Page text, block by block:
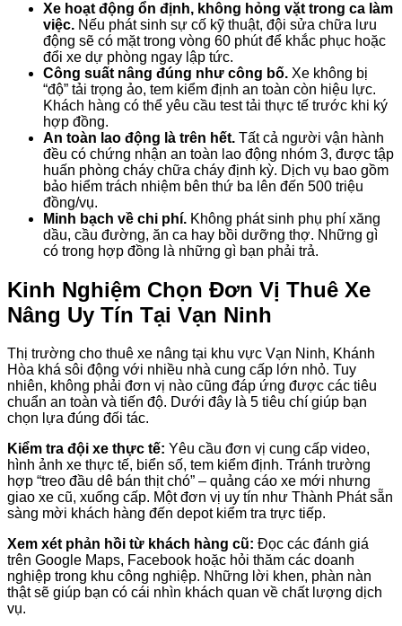
Xe hoạt động ổn định, không hỏng vặt trong ca làm
việc. Nếu phát sinh sự cố kỹ thuật, đội sửa chữa lưu
động sẽ có mặt trong vòng 60 phút để khắc phục hoặc
đổi xe dự phòng ngay lập tức.
Công suất nâng đúng như công bố. Xe không bị
“độ” tải trọng ảo, tem kiểm định an toàn còn hiệu lực.
Khách hàng có thể yêu cầu test tải thực tế trước khi ký
hợp đồng.
An toàn lao động là trên hết. Tất cả người vận hành
đều có chứng nhận an toàn lao động nhóm 3, được tập
huấn phòng cháy chữa cháy định kỳ. Dịch vụ bao gồm
bảo hiểm trách nhiệm bên thứ ba lên đến 500 triệu
đồng/vụ.
Minh bạch về chi phí. Không phát sinh phụ phí xăng
dầu, cầu đường, ăn ca hay bồi dưỡng thợ. Những gì
có trong hợp đồng là những gì bạn phải trả.
Kinh Nghiệm Chọn Đơn Vị Thuê Xe
Nâng Uy Tín Tại Vạn Ninh
Thị trường cho thuê xe nâng tại khu vực Vạn Ninh, Khánh
Hòa khá sôi động với nhiều nhà cung cấp lớn nhỏ. Tuy
nhiên, không phải đơn vị nào cũng đáp ứng được các tiêu
chuẩn an toàn và tiến độ. Dưới đây là 5 tiêu chí giúp bạn
chọn lựa đúng đối tác.
Kiểm tra đội xe thực tế: Yêu cầu đơn vị cung cấp video,
hình ảnh xe thực tế, biển số, tem kiểm định. Tránh trường
hợp “treo đầu dê bán thịt chó” – quảng cáo xe mới nhưng
giao xe cũ, xuống cấp. Một đơn vị uy tín như Thành Phát sẵn
sàng mời khách hàng đến depot kiểm tra trực tiếp.
Xem xét phản hồi từ khách hàng cũ: Đọc các đánh giá
trên Google Maps, Facebook hoặc hỏi thăm các doanh
nghiệp trong khu công nghiệp. Những lời khen, phàn nàn
thật sẽ giúp bạn có cái nhìn khách quan về chất lượng dịch
vụ.